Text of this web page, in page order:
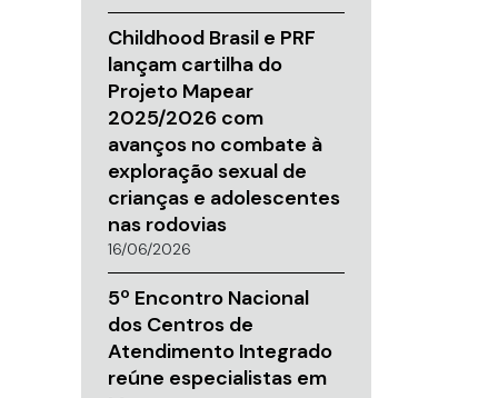
Childhood Brasil e PRF
lançam cartilha do
Projeto Mapear
2025/2026 com
avanços no combate à
exploração sexual de
crianças e adolescentes
nas rodovias
16/06/2026
5º Encontro Nacional
dos Centros de
Atendimento Integrado
reúne especialistas em